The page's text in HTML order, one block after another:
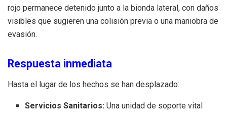
rojo permanece detenido junto a la bionda lateral, con daños
visibles que sugieren una colisión previa o una maniobra de
evasión.
Respuesta inmediata
Hasta el lugar de los hechos se han desplazado:
Servicios Sanitarios: Una unidad de soporte vital